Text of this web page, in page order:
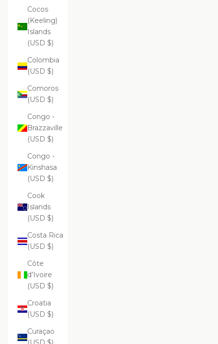
Cocos
(Keeling)
Islands
(USD $)
Colombia
(USD $)
Comoros
(USD $)
Congo -
Brazzaville
(USD $)
Congo -
Kinshasa
(USD $)
Cook
Islands
(USD $)
Costa Rica
(USD $)
Côte
d’Ivoire
(USD $)
Croatia
(USD $)
Curaçao